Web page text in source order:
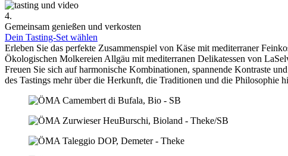
4.
Gemeinsam genießen und verkosten
Dein Tasting-Set wählen
Erleben Sie das perfekte Zusammenspiel von Käse mit mediterraner
Ökologischen Molkereien Allgäu mit mediterranen Delikatessen von
Freuen Sie sich auf harmonische Kombinationen, spannende Kontraste
des Tastings mehr über die Herkunft, die Traditionen und die Philosophie